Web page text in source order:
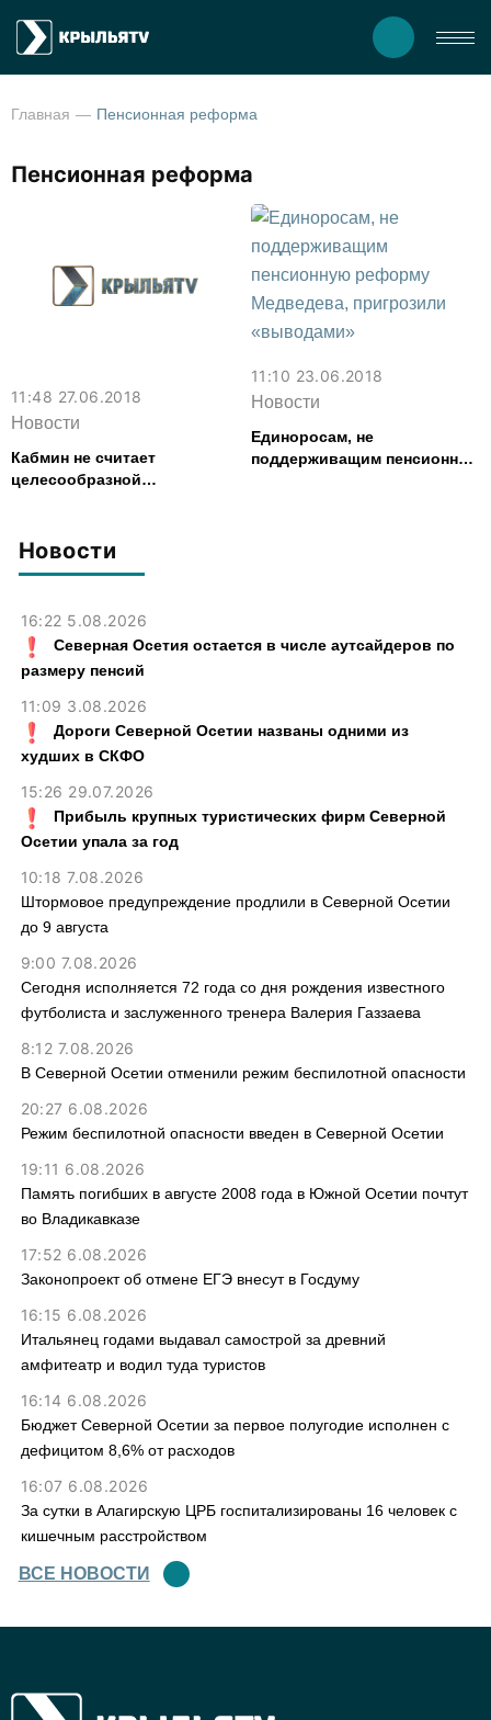
Новости
16:22 5.08.2026
Северная Осетия остается в числе аутсайдеров по
размеру пенсий
11:09 3.08.2026
Дороги Северной Осетии названы одними из
худших в СКФО
15:26 29.07.2026
Прибыль крупных туристических фирм Северной
Осетии упала за год
10:18 7.08.2026
Штормовое предупреждение продлили в Северной Осетии
до 9 августа
9:00 7.08.2026
Сегодня исполняется 72 года со дня рождения известного
футболиста и заслуженного тренера Валерия Газзаева
8:12 7.08.2026
В Северной Осетии отменили режим беспилотной опасности
20:27 6.08.2026
Режим беспилотной опасности введен в Северной Осетии
19:11 6.08.2026
Память погибших в августе 2008 года в Южной Осетии почтут
во Владикавказе
17:52 6.08.2026
Законопроект об отмене ЕГЭ внесут в Госдуму
16:15 6.08.2026
Итальянец годами выдавал самострой за древний
амфитеатр и водил туда туристов
16:14 6.08.2026
Бюджет Северной Осетии за первое полугодие исполнен с
дефицитом 8,6% от расходов
16:07 6.08.2026
За сутки в Алагирскую ЦРБ госпитализированы 16 человек с
кишечным расстройством
ВСЕ НОВОСТИ
Главная Пенсионная реформа
Пенсионная реформа
11:48 27.06.2018
Новости
Кабмин не считает
целесообразной
Силуанов
11:10 23.06.2018
Новости
Единоросам, не
поддерживащим пенсионную